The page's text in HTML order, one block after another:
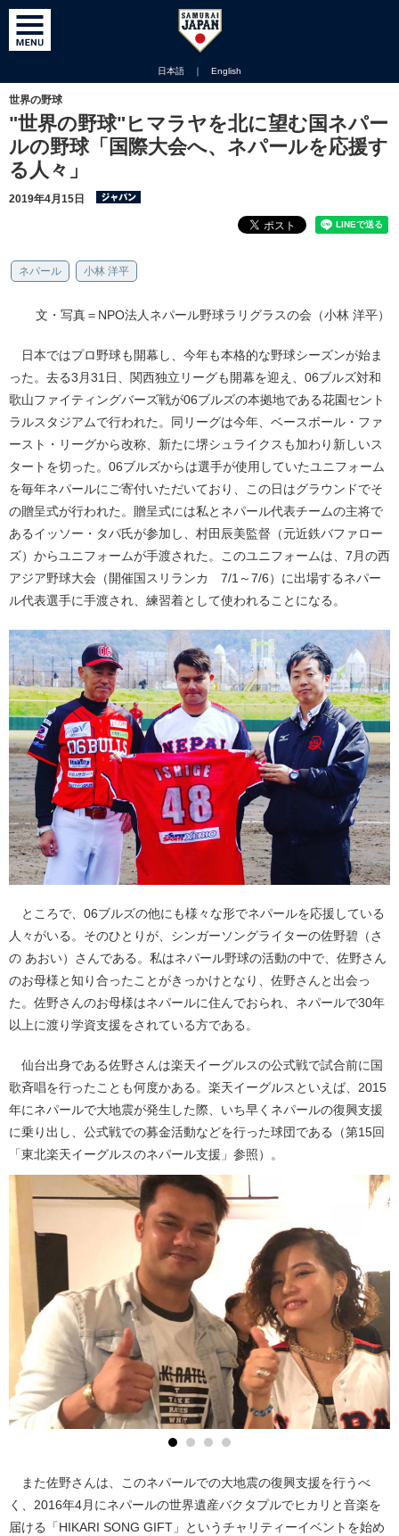
日本語 ｜ English
世界の野球
"世界の野球"ヒマラヤを北に望む国ネパー
ルの野球「国際大会へ、ネパールを応援す
る人々」
2019年4月15日
ネパール 小林 洋平
文・写真＝NPO法人ネパール野球ラリグラスの会（小林 洋平）
日本ではプロ野球も開幕し、今年も本格的な野球シーズンが始ま
った。去る3月31日、関西独立リーグも開幕を迎え、06ブルズ対和
歌山ファイティングバーズ戦が06ブルズの本拠地である花園セント
ラルスタジアムで行われた。同リーグは今年、ベースボール・ファ
ースト・リーグから改称、新たに堺シュライクスも加わり新しいス
タートを切った。06ブルズからは選手が使用していたユニフォーム
を毎年ネパールにご寄付いただいており、この日はグラウンドでそ
の贈呈式が行われた。贈呈式には私とネパール代表チームの主将で
あるイッソー・タパ氏が参加し、村田辰美監督（元近鉄バファロー
ズ）からユニフォームが手渡された。このユニフォームは、7月の西
アジア野球大会（開催国スリランカ 7/1～7/6）に出場するネパー
ル代表選手に手渡され、練習着として使われることになる。
ところで、06ブルズの他にも様々な形でネパールを応援している
人々がいる。そのひとりが、シンガーソングライターの佐野碧（さ
の あおい）さんである。私はネパール野球の活動の中で、佐野さん
のお母様と知り合ったことがきっかけとなり、佐野さんと出会っ
た。佐野さんのお母様はネパールに住んでおられ、ネパールで30年
以上に渡り学資支援をされている方である。
仙台出身である佐野さんは楽天イーグルスの公式戦で試合前に国
歌斉唱を行ったことも何度かある。楽天イーグルスといえば、2015
年にネパールで大地震が発生した際、いち早くネパールの復興支援
に乗り出し、公式戦での募金活動などを行った球団である（第15回
「東北楽天イーグルスのネパール支援」参照）。
また佐野さんは、このネパールでの大地震の復興支援を行うべ
く、2016年4月にネパールの世界遺産バクタプルでヒカリと音楽を
届ける「HIKARI SONG GIFT」というチャリティーイベントを始め